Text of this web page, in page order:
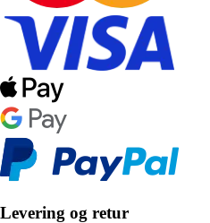
Levering og retur